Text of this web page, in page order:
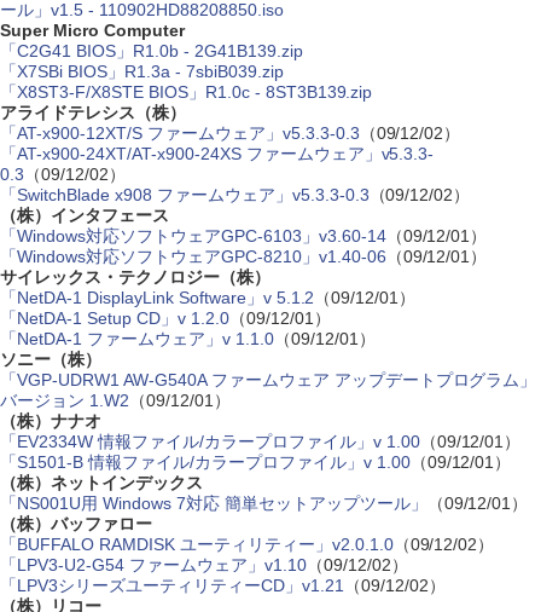
ール」v1.5 - 110902HD88208850.iso
Super Micro Computer
「C2G41 BIOS」R1.0b - 2G41B139.zip
「X7SBi BIOS」R1.3a - 7sbiB039.zip
「X8ST3-F/X8STE BIOS」R1.0c - 8ST3B139.zip
アライドテレシス（株）
「AT-x900-12XT/S ファームウェア」v5.3.3-0.3 （09/12/02）
「AT-x900-24XT/AT-x900-24XS ファームウェア」v5.3.3-
0.3 （09/12/02）
「SwitchBlade x908 ファームウェア」v5.3.3-0.3 （09/12/02）
（株）インタフェース
「Windows対応ソフトウェアGPC-6103」v3.60-14（09/12/01）
「Windows対応ソフトウェアGPC-8210」v1.40-06 （09/12/01）
サイレックス・テクノロジー（株）
「NetDA-1 DisplayLink Software」v 5.1.2 （09/12/01）
「NetDA-1 Setup CD」v 1.2.0（09/12/01）
「NetDA-1 ファームウェア」v 1.1.0（09/12/01）
ソニー（株）
「VGP-UDRW1 AW-G540A ファームウェア アップデートプログラム」
バージョン 1.W2 （09/12/01）
（株）ナナオ
「EV2334W 情報ファイル/カラープロファイル」v 1.00（09/12/01）
「S1501-B 情報ファイル/カラープロファイル」v 1.00（09/12/01）
（株）ネットインデックス
「NS001U用 Windows 7対応 簡単セットアップツール」
（09/12/01）
（株）バッファロー
「BUFFALO RAMDISK ユーティリティー」v2.0.1.0（09/12/02）
「LPV3-U2-G54 ファームウェア」v1.10（09/12/02）
「LPV3シリーズユーティリティーCD」v1.21
（09/12/02）
（株）リコー